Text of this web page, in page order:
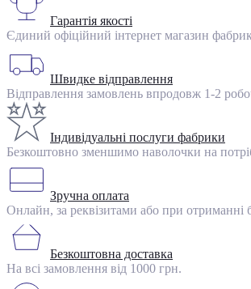
Гарантія якості
Єдиний офіційний інтернет магазин
Швидке відправлення
Відправлення замовлень впродовж 1-2
Індивідуальні послуги фабрики
Безкоштовно зменшимо наволочки на
Зручна оплата
Онлайн, за реквізитами або при отриманні
Безкоштовна доставка
На всі замовлення від 1000 грн.